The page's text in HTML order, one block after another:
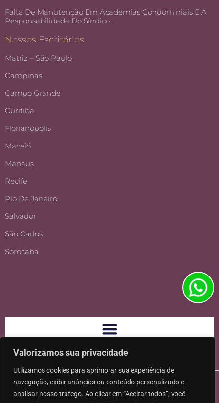
Valorizamos sua privacidade
Utilizamos cookies para aprimorar sua experiência de
navegação, exibir anúncios ou conteúdo personalizado e
analisar nosso tráfego. Ao clicar em “Aceitar todos”, você
Falta De Manutenção Em Academias Condominiais E A
Responsabilidade Do Síndico
Nossos Escritórios
Matriz – São Paulo
Campinas
Campo Grande
Curitiba
Florianópolis
Maceió
Manaus
Recife
Rio De Janeiro
Salvador
São Carlos
Sorocaba